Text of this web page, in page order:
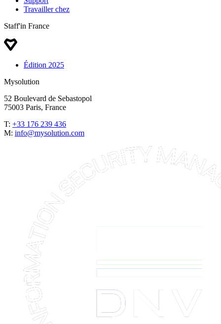
Travailler chez
Staff'in France
Édition 2025
Mysolution
52 Boulevard de Sebastopol
75003 Paris, France
T: +33 176 239 436
M: info@mysolution.com